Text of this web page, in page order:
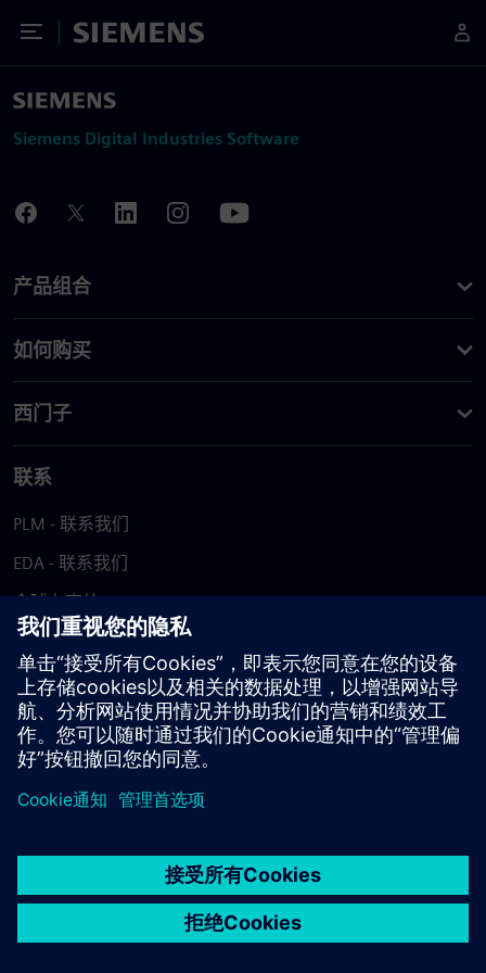
Toggle Menu
Siemens
Siemens Digital Industries Software
产品组合
如何购买
西门子
联系
PLM - 联系我们
EDA - 联系我们
全球办事处
支持中心
提供反馈
报告盗版行为
© Siemens2026